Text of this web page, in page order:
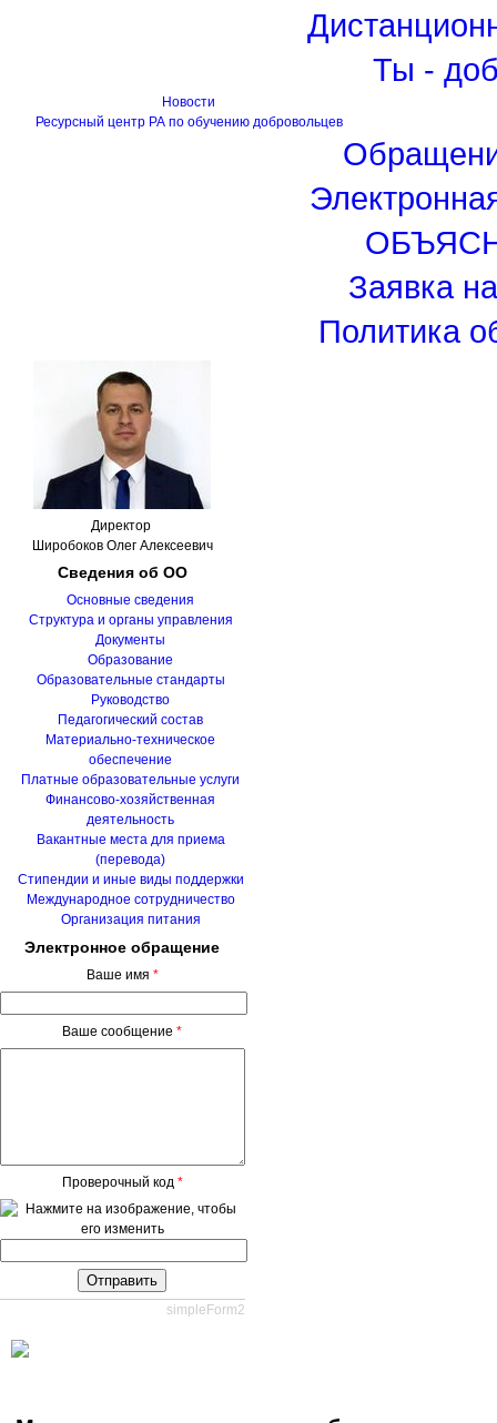
Ты -
Новости
Ресурсный центр РА по обучению добровольцев
Заявка
Политика
Директор
Широбоков Олег Алексеевич
Сведенияоб ОО
Основные сведения
Структура и органы управления
Документы
Образование
Образовательные стандарты
Руководство
Педагогический состав
Материально-техническое
обеспечение
Платные образовательные услуги
Финансово-хозяйственная
деятельность
Вакантные места для приема
(перевода)
Стипендии и иные виды поддержки
Международное сотрудничество
Организация питания
Электронное обращение
Ваше имя *
Ваше сообщение*
Проверочный код *
simpleForm2